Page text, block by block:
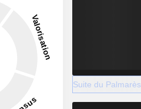
Suite du Palmarès